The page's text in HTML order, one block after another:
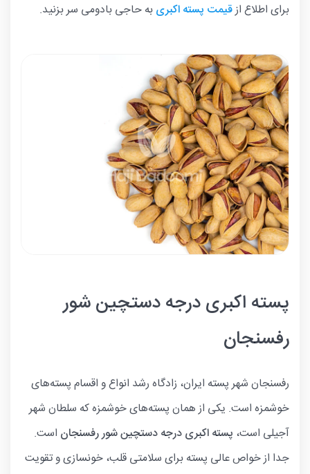
برای اطلاع ازقیمت پسته اکبریبه حاجی بادومی سر بزنید.
پسته اکبری درجه دستچین شور
رفسنجان
رفسنجان شهر پسته ایران، زادگاه رشد انواع و اقسام پسته‌های
خوشمزه است. یکی از همان پسته‌های خوشمزه که سلطان شهر
آجیلی است، پسته اکبری درجه دستچین شور رفسنجان است.
جدا از خواص عالی پسته برای سلامتی قلب، خونسازی و تقویت